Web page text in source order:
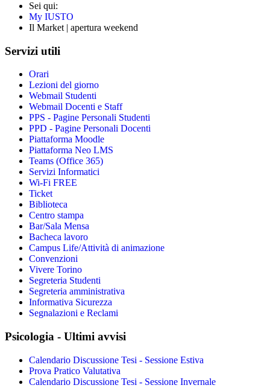
Sei qui:
My IUSTO
Il Market | apertura weekend
Servizi utili
Orari
Lezioni del giorno
Webmail Studenti
Webmail Docenti e Staff
PPS - Pagine Personali Studenti
PPD - Pagine Personali Docenti
Piattaforma Moodle
Piattaforma Neo LMS
Teams (Office 365)
Servizi Informatici
Wi-Fi FREE
Ticket
Biblioteca
Centro stampa
Bar/Sala Mensa
Bacheca lavoro
Campus Life/Attività di animazione
Convenzioni
Vivere Torino
Segreteria Studenti
Segreteria amministrativa
Informativa Sicurezza
Segnalazioni e Reclami
Psicologia - Ultimi avvisi
Calendario Discussione Tesi - Sessione Estiva
Prova Pratico Valutativa
Calendario Discussione Tesi - Sessione Invernale